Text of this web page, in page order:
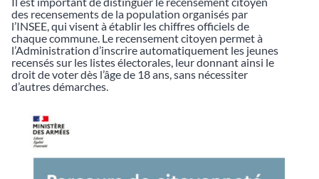
des recensements de la population organisés par
l’INSEE, qui visent à établir les chiffres officiels de
chaque commune. Le recensement citoyen permet à
l’Administration d’inscrire automatiquement les jeunes
recensés sur les listes électorales, leur donnant ainsi le
droit de voter dès l’âge de 18 ans, sans nécessiter
d’autres démarches.